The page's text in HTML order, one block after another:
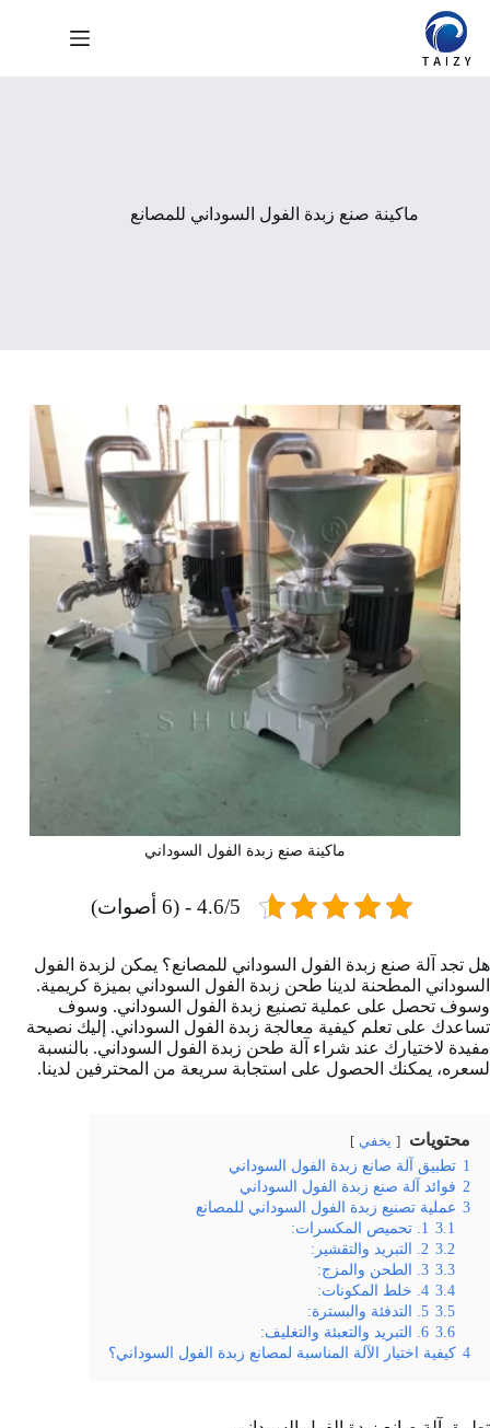
التجاوز
المحتوى
ماكينة صنع زبدة الفول السوداني للمصانع
ماكينة صنع زبدة الفول السوداني
4.6/5 - (6 أصوات)
هل تجد آلة صنع زبدة الفول السوداني للمصانع؟ يمكن لزبدة الفول
السوداني المطحنة لدينا طحن زبدة الفول السوداني بميزة كريمية.
وسوف تحصل على عملية تصنيع زبدة الفول السوداني. وسوف
تساعدك على تعلم كيفية معالجة زبدة الفول السوداني. إليك نصيحة
مفيدة لاختيارك عند شراء آلة طحن زبدة الفول السوداني. بالنسبة
لسعره، يمكنك الحصول على استجابة سريعة من المحترفين لدينا.
محتويات يخفي
1 تطبيق آلة صانع زبدة الفول السوداني
2 فوائد آلة صنع زبدة الفول السوداني
3 عملية تصنيع زبدة الفول السوداني للمصانع
3.1 1. تحميص المكسرات:
3.2 2. التبريد والتقشير:
3.3 3. الطحن والمزج:
3.4 4. خلط المكونات:
3.5 5. التدفئة والبسترة:
3.6 6. التبريد والتعبئة والتغليف:
4 كيفية اختيار الآلة المناسبة لمصانع زبدة الفول السوداني؟